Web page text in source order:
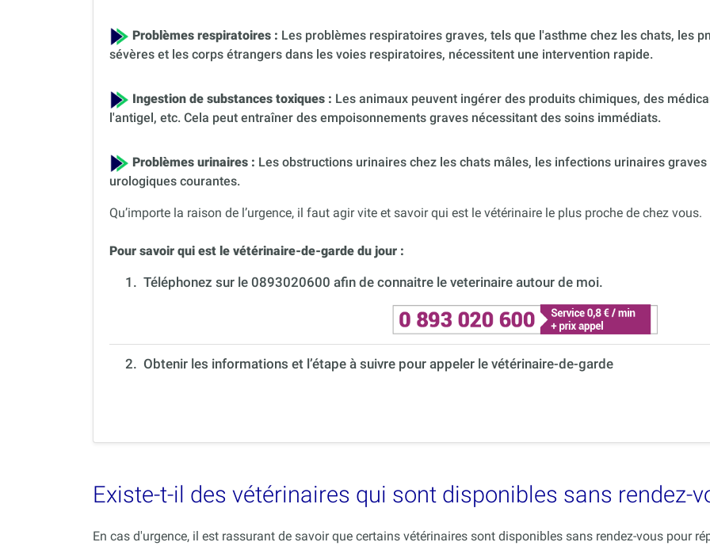
Problèmes respiratoires : Les problèmes respiratoires graves, tels que l'asthme chez les chats, les
sévères et les corps étrangers dans les voies respiratoires, nécessitent une intervention rapide.
Ingestion de substances toxiques : Les animaux peuvent ingérer des produits chimiques, des
l'antigel, etc. Cela peut entraîner des empoisonnements graves nécessitant des soins immédiats.
Problèmes urinaires : Les obstructions urinaires chez les chats mâles, les infections urinaires
urologiques courantes.
Qu’importe la raison de l’urgence, il faut agir vite et savoir qui est le vétérinaire le plus proche de chez vous.
Pour savoir qui est le vétérinaire-de-garde du jour :
1. Téléphonez sur le 0893020600 afin de connaitre le veterinaire autour de moi.
2. Obtenir les informations et l’étape à suivre pour appeler le vétérinaire-de-garde
Existe-t-il des vétérinaires qui sont disponibles sans rendez-
En cas d'urgence, il est rassurant de savoir que certains vétérinaires sont disponibles sans rendez-vous pour